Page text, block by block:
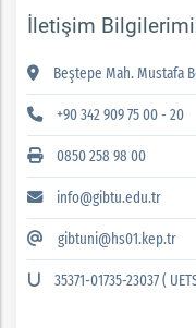
İletişim
Beştepe Mah. Mustafa
+90 342 909 75 00 - 20
0850 258 98 00
info@gibtu.edu.tr
gibtuni@hs01.kep.tr
35371-01735-23037 (